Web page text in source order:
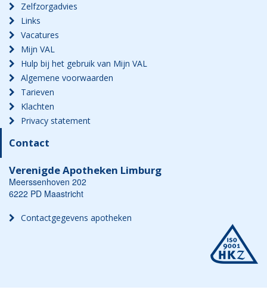
Zelfzorgadvies
Links
Vacatures
Mijn VAL
Hulp bij het gebruik van Mijn VAL
Algemene voorwaarden
Tarieven
Klachten
Privacy statement
Contact
Verenigde Apotheken Limburg
Meerssenhoven 202
6222 PD Maastricht
Contactgegevens apotheken